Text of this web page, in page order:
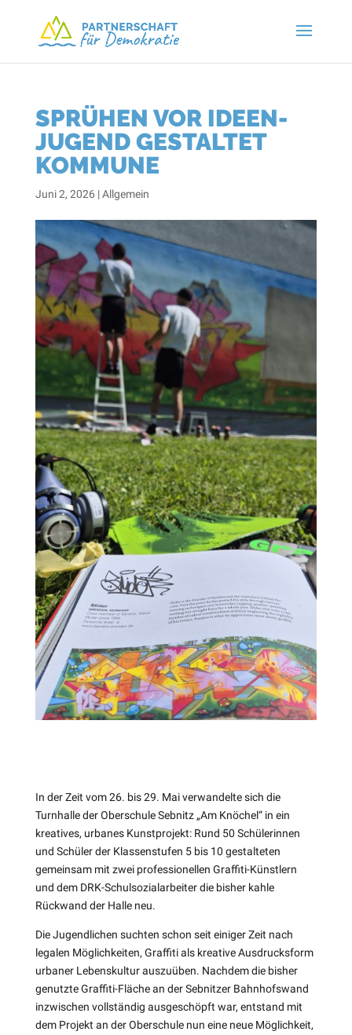
SPRÜHEN VOR IDEEN-
JUGEND GESTALTET
KOMMUNE
Juni 2, 2026 |Allgemein
In der Zeit vom 26. bis 29. Mai verwandelte sich die
Turnhalle der Oberschule Sebnitz „Am Knöchel“ in ein
kreatives, urbanes Kunstprojekt: Rund 50 Schülerinnen
und Schüler der Klassenstufen 5 bis 10 gestalteten
gemeinsam mit zwei professionellen Graffiti-Künstlern
und dem DRK-Schulsozialarbeiter die bisher kahle
Rückwand der Halle neu.
Die Jugendlichen suchten schon seit einiger Zeit nach
legalen Möglichkeiten, Graffiti als kreative Ausdrucksform
urbaner Lebenskultur auszuüben. Nachdem die bisher
genutzte Graffiti-Fläche an der Sebnitzer Bahnhofswand
inzwischen vollständig ausgeschöpft war, entstand mit
dem Projekt an der Oberschule nun eine neue Möglichkeit,